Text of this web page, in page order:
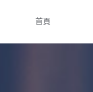
首頁